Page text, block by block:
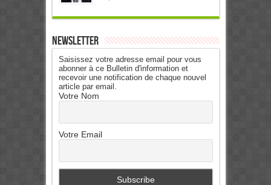
Newsletter
Saisissez votre adresse email pour vous
abonner à ce Bulletin d'information et
recevoir une notification de chaque nouvel
article par email.
Votre Nom
Votre Email